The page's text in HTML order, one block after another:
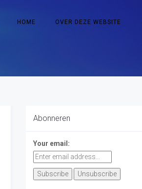
HOME OVER DEZE WEBSITE
Abonneren
Your email: